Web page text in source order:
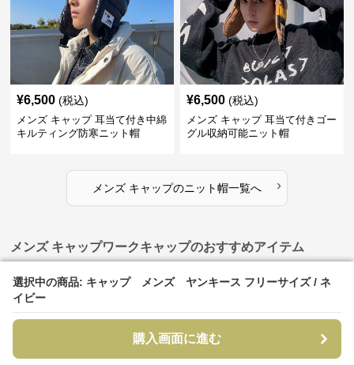
選択中の商品: キャップ メンズ ヤンキース フリーサイズ / ネ
イビー
購入画面に進む
選択中の商品: キャップ メンズ ヤンキース フリーサイズ / ネ
イビー
購入画面に進む
¥6,500 (税込)
メンズ キャップ 耳当て付き中綿
キルティング防寒ニット帽
¥6,500 (税込)
メンズ キャップ 耳当て付きゴー
グル収納可能ニット帽
メンズ キャップのニット帽一覧へ ›
メンズ キャップワークキャップのおすすめアイテム